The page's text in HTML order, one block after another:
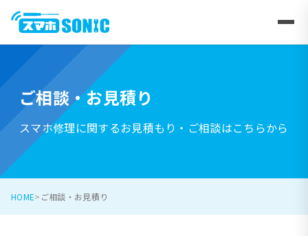
ご相談・お見積り
スマホ修理に関するお見積もり・ご相談はこちらから
HOME ご相談・お見積り